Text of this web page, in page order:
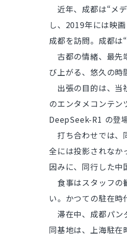
近年、成都は“メ
し、2019年には映
成都を訪問。成都は
古都の情緒、最先
び上がる、悠久の時
出張の目的は、当
のエンタメコンテン
DeepSeek-R1 の登
打ち合わせでは、
全には投影されなか
因みに、同行した中
食事はスタッフの
い。かつての駐在時
滞在中、成都パン
同基地は、上海駐